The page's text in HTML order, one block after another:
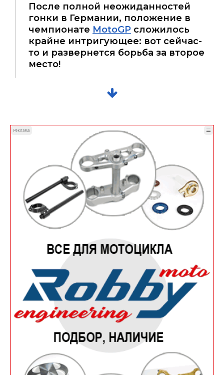
После полной неожиданностей
гонки в Германии, положение в
чемпионате MotoGP сложилось
крайне интригующее: вот сейчас-
то и развернется борьба за второе
место!
Реклама ☰